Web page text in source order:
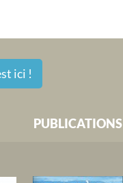
ici !
PUBLICATIONS